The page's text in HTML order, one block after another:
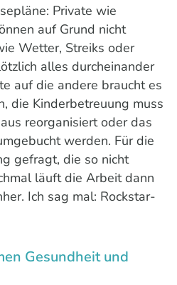
Private wie
auf Grund nicht
Wetter, Streiks oder
alles durcheinander
auf die andere braucht es
die Kinderbetreuung muss
reorganisiert oder das
werden. Für die
gefragt, die so nicht
läuft die Arbeit dann
Ich sag mal: Rockstar-
Gesundheit und